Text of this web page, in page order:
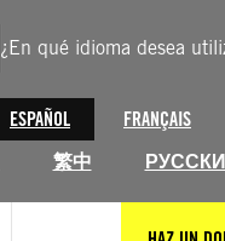
¿En qué idioma desea
ESPAÑOL FRANÇAIS
繁中